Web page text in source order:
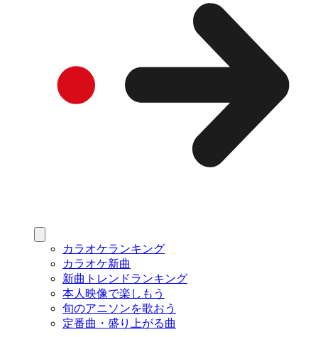
カラオケランキング
カラオケ新曲
新曲トレンドランキング
本人映像で楽しもう
旬のアニソンを歌おう
定番曲・盛り上がる曲